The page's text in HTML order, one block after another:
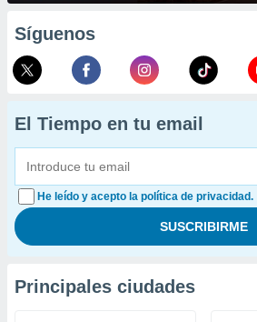
Síguenos
El Tiempo en tu email
He leído y acepto la política de privacidad.
Principales ciudades